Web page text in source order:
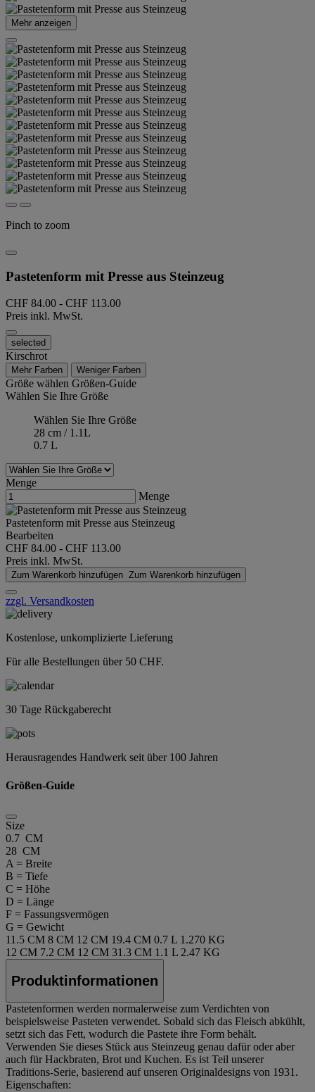
Mehr anzeigen
Pinch to zoom
Pastetenform mit Presse aus Steinzeug
CHF 84.00 - CHF 113.00
Preis inkl. MwSt.
selected
Kirschrot
Mehr Farben Weniger Farben
Größe wählen Größen-Guide
Wählen Sie Ihre Größe
Wählen Sie Ihre Größe
28 cm / 1.1L
0.7 L
Menge
Menge
Pastetenform mit Presse aus Steinzeug
Bearbeiten
CHF 84.00 - CHF 113.00
Preis inkl. MwSt.
Zum Warenkorb hinzufügen Zum Warenkorb hinzufügen
zzgl. Versandkosten
Kostenlose, unkomplizierte Lieferung
Für alle Bestellungen über 50 CHF.
30 Tage Rückgaberecht
Herausragendes Handwerk seit über 100 Jahren
Größen-Guide
Size
0.7 CM
28 CM
A = Breite
B = Tiefe
C = Höhe
D = Länge
F = Fassungsvermögen
G = Gewicht
11.5 CM 8 CM 12 CM 19.4 CM 0.7 L 1.270 KG
12 CM 7.2 CM 12 CM 31.3 CM 1.1 L 2.47 KG
Produktinformationen
Pastetenformen werden normalerweise zum Verdichten von
beispielsweise Pasteten verwendet. Sobald sich das Fleisch abkühlt,
setzt sich das Fett, wodurch die Pastete ihre Form behält.
Verwenden Sie dieses Stück aus Steinzeug genau dafür oder aber
auch für Hackbraten, Brot und Kuchen. Es ist Teil unserer
Traditions-Serie, basierend auf unseren Originaldesigns von 1931.
Eigenschaften: